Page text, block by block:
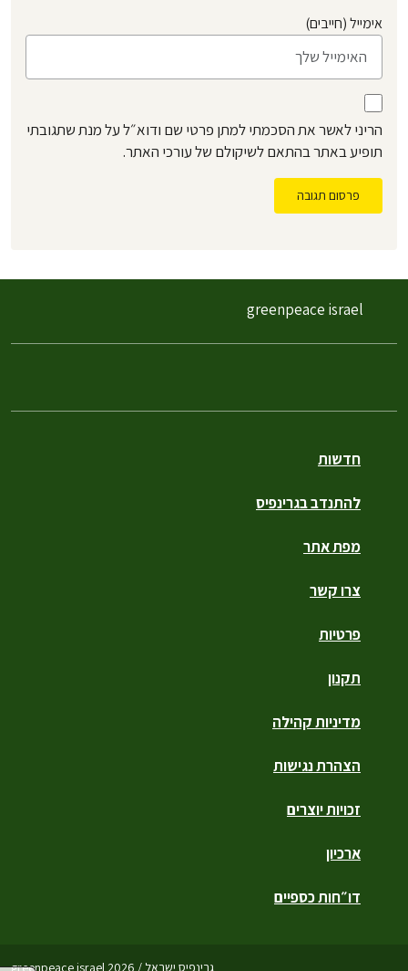
אימייל (חייבים)
הריני לאשר את הסכמתי למתן פרטי שם ודוא״ל על מנת שתגובתי
תופיע באתר בהתאם לשיקולם של עורכי האתר.
פרסום תגובה
חדשות
להתנדב בגרינפיס
מפת אתר
צרו קשר
פרטיות
תקנון
מדיניות קהילה
הצהרת נגישות
זכויות יוצרים
ארכיון
דו״חות כספיים
גרינפיס ישראל / greenpeace israel 2026